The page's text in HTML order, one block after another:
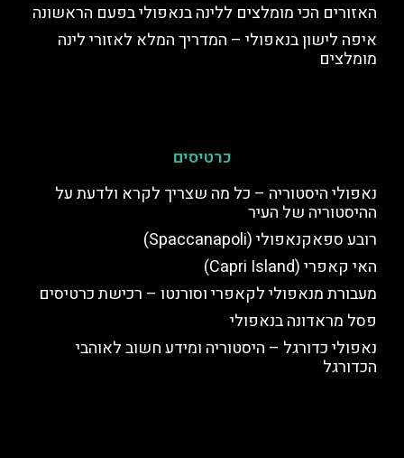
האזורים הכי מומלצים ללינה בנאפולי בפעם הראשונה
איפה לישון בנאפולי – המדריך המלא לאזורי לינה
מומלצים
כרטיסים
נאפולי היסטוריה – כל מה שצריך לקרא ולדעת על
ההיסטוריה של העיר
רובע ספאקנאפולי (Spaccanapoli)
האי קאפרי (Capri Island)
מעבורת מנאפולי לקאפרי וסורנטו – רכישת כרטיסים
פסל מראדונה בנאפולי
נאפולי כדורגל – היסטוריה ומידע חשוב לאוהבי
הכדורגל